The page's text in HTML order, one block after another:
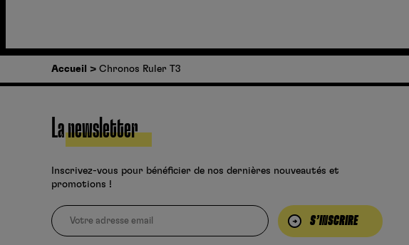
Accueil Chronos Ruler T3
La newsletter
Inscrivez-vous pour bénéficier de nos dernières nouveautés et
promotions !
S’INSCRIRE